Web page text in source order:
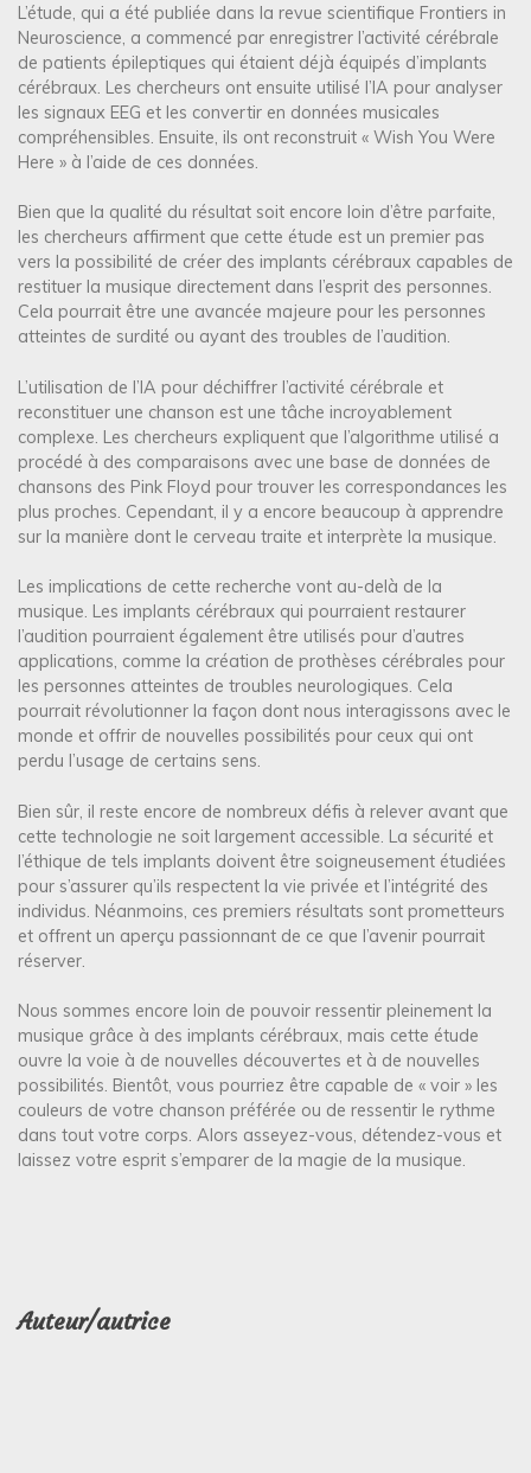
t
i
c
l
L’étude, qui a été publiée dans la revue scientifique Frontiers in
Neuroscience, a commencé par enregistrer l’activité cérébrale
de patients épileptiques qui étaient déjà équipés d’implants
cérébraux. Les chercheurs ont ensuite utilisé l’IA pour analyser
les signaux EEG et les convertir en données musicales
compréhensibles. Ensuite, ils ont reconstruit « Wish You Were
Here » à l’aide de ces données.
Bien que la qualité du résultat soit encore loin d’être parfaite,
les chercheurs affirment que cette étude est un premier pas
vers la possibilité de créer des implants cérébraux capables de
restituer la musique directement dans l’esprit des personnes.
Cela pourrait être une avancée majeure pour les personnes
atteintes de surdité ou ayant des troubles de l’audition.
L’utilisation de l’IA pour déchiffrer l’activité cérébrale et
reconstituer une chanson est une tâche incroyablement
complexe. Les chercheurs expliquent que l’algorithme utilisé a
procédé à des comparaisons avec une base de données de
chansons des Pink Floyd pour trouver les correspondances les
plus proches. Cependant, il y a encore beaucoup à apprendre
sur la manière dont le cerveau traite et interprète la musique.
Les implications de cette recherche vont au-delà de la
musique. Les implants cérébraux qui pourraient restaurer
l’audition pourraient également être utilisés pour d’autres
applications, comme la création de prothèses cérébrales pour
les personnes atteintes de troubles neurologiques. Cela
pourrait révolutionner la façon dont nous interagissons avec le
monde et offrir de nouvelles possibilités pour ceux qui ont
perdu l’usage de certains sens.
Bien sûr, il reste encore de nombreux défis à relever avant que
cette technologie ne soit largement accessible. La sécurité et
l’éthique de tels implants doivent être soigneusement étudiées
pour s’assurer qu’ils respectent la vie privée et l’intégrité des
individus. Néanmoins, ces premiers résultats sont prometteurs
et offrent un aperçu passionnant de ce que l’avenir pourrait
réserver.
Nous sommes encore loin de pouvoir ressentir pleinement la
musique grâce à des implants cérébraux, mais cette étude
ouvre la voie à de nouvelles découvertes et à de nouvelles
possibilités. Bientôt, vous pourriez être capable de « voir » les
couleurs de votre chanson préférée ou de ressentir le rythme
dans tout votre corps. Alors asseyez-vous, détendez-vous et
laissez votre esprit s’emparer de la magie de la musique.
Auteur/autrice